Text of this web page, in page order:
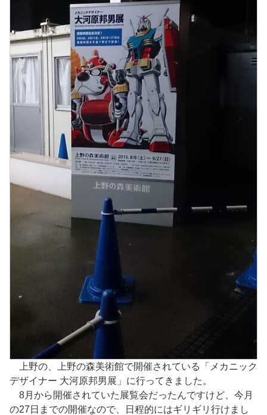
上野の、上野の森美術館で開催されている「メカニック
デザイナー 大河原邦男展」に行ってきました。
8月から開催されていた展覧会だったんですけど、今月
の27日までの開催なので、日程的にはギリギリ行けまし